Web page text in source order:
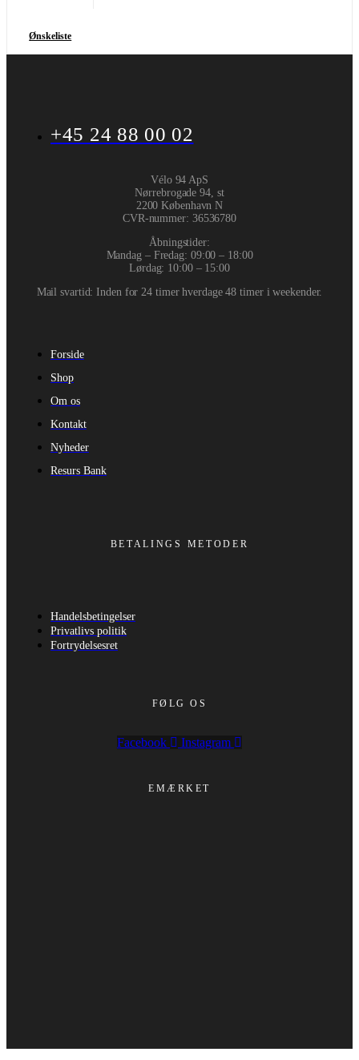
Ønskeliste
+45 24 88 00 02
Vélo 94 ApS
Nørrebrogade 94, st
2200 København N
CVR-nummer: 36536780
Åbningstider:
Mandag – Fredag: 09:00 – 18:00
Lørdag: 10:00 – 15:00
Mail svartid: Inden for 24 timer hverdage 48 timer i weekender.
Forside
Shop
Om os
Kontakt
Nyheder
Resurs Bank
BETALINGS METODER
Handelsbetingelser
Privatlivs politik
Fortrydelsesret
FØLG OS
Facebook Instagram
EMÆRKET